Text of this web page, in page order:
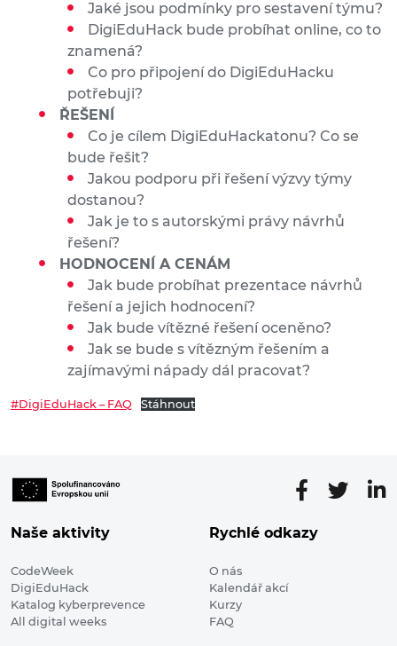
Jaké jsou podmínky pro sestavení týmu?
DigiEduHack bude probíhat online, co to
znamená?
Co pro připojení do DigiEduHacku
potřebuji?
ŘEŠENÍ
Co je cílem DigiEduHackatonu? Co se
bude řešit?
Jakou podporu při řešení výzvy týmy
dostanou?
Jak je to s autorskými právy návrhů
řešení?
HODNOCENÍ A CENÁM
Jak bude probíhat prezentace návrhů
řešení a jejich hodnocení?
Jak bude vítězné řešení oceněno?
Jak se bude s vítězným řešením a
zajímavými nápady dál pracovat?
#DigiEduHack – FAQ Stáhnout
Naše aktivity
CodeWeek
DigiEduHack
Katalog kyberprevence
All digital weeks
Rychlé odkazy
O nás
Kalendář akcí
Kurzy
FAQ